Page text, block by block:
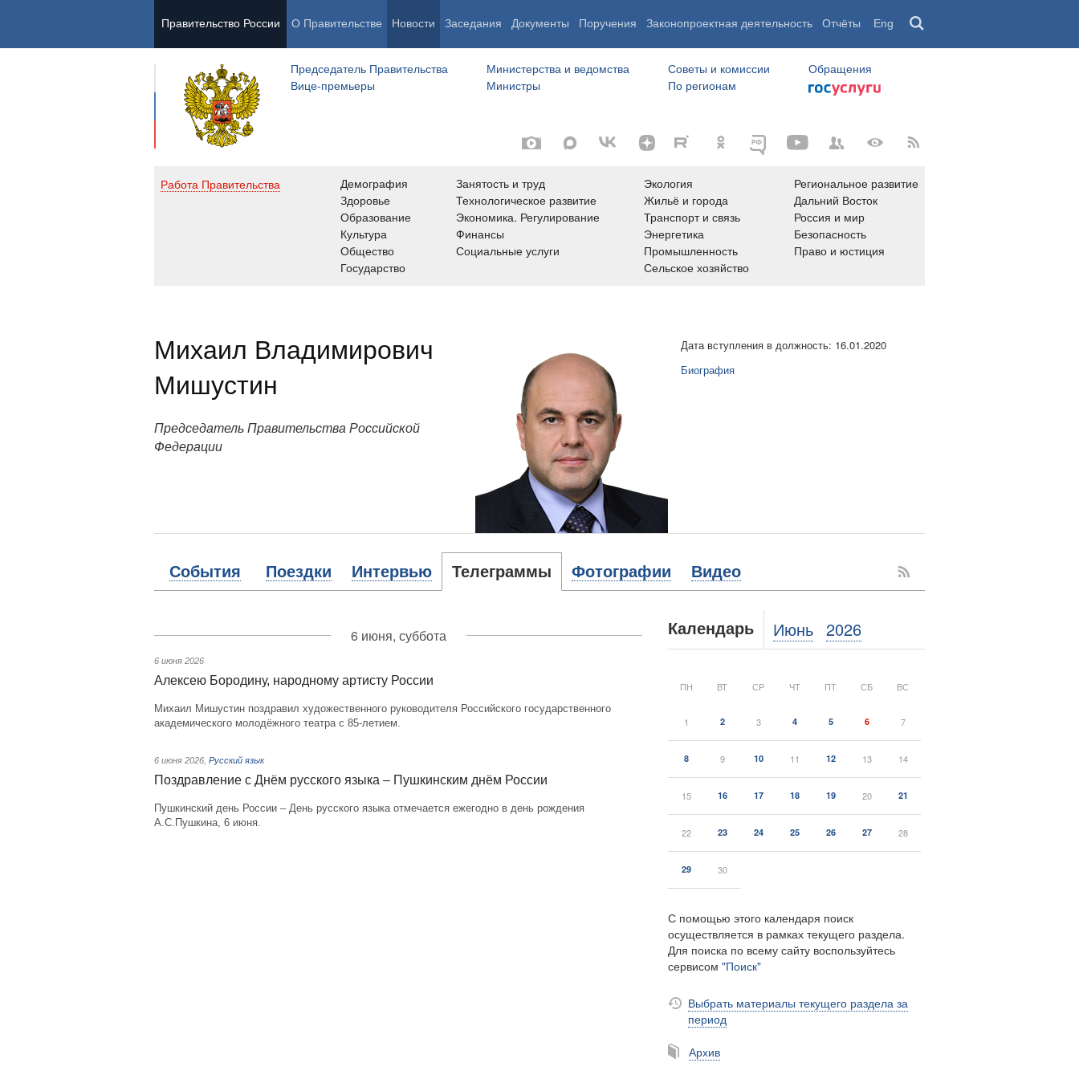
Правительство России О Правительстве Новости Заседания Документы Поручения Законопроектная деятельность Отчёты Eng
Председатель Правительства
Вице-премьеры
Министерства и ведомства
Министры
Советы и комиссии
По регионам
Обращения
Работа Правительства
Демография
Здоровье
Образование
Культура
Общество
Государство
Занятость и труд
Технологическое развитие
Экономика. Регулирование
Финансы
Социальные услуги
Экология
Жильё и города
Транспорт и связь
Энергетика
Промышленность
Сельское хозяйство
Региональное развитие
Дальний Восток
Россия и мир
Безопасность
Право и юстиция
Михаил Владимирович
Мишустин
Председатель Правительства Российской
Федерации
Дата вступления в должность: 16.01.2020
Биография
События Поездки Интервью Телеграммы Фотографии Видео
6 июня, суббота
6 июня 2026
Алексею Бородину, народному артисту России
Михаил Мишустин поздравил художественного руководителя Российского государственного
академического молодёжного театра с 85-летием.
6 июня 2026 Русский язык
Поздравление с Днём русского языка – Пушкинским днём России
Пушкинский день России – День русского языка отмечается ежегодно в день рождения
А.С.Пушкина, 6 июня.
Календарь Июнь 2026
ПН ВТ СР ЧТ ПТ СБ ВС
1 2 3 4 5 6 7
8 9 10 11 12 13 14
15 16 17 18 19 20 21
22 23 24 25 26 27 28
29 30
С помощью этого календаря поиск
осуществляется в рамках текущего раздела.
Для поиска по всему сайту воспользуйтесь
сервисом "Поиск"
Выбрать материалы текущего раздела за
период
Архив